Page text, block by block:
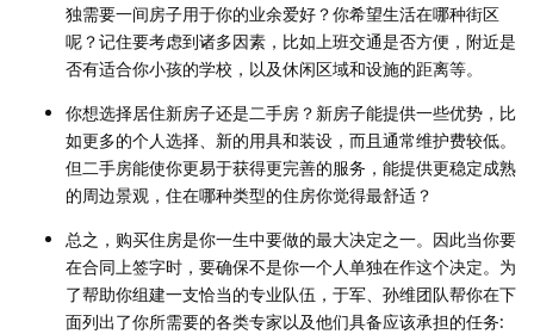
独需要一间房子用于你的业余爱好？你希望生活在哪种街区
呢？记住要考虑到诸多因素，比如上班交通是否方便，附近是
否有适合你小孩的学校，以及休闲区域和设施的距离等。
你想选择居住新房子还是二手房？新房子能提供一些优势，比
如更多的个人选择、新的用具和装设，而且通常维护费较低。
但二手房能使你更易于获得更完善的服务，能提供更稳定成熟
的周边景观，住在哪种类型的住房你觉得最舒适？
总之，购买住房是你一生中要做的最大决定之一。因此当你要
在合同上签字时，要确保不是你一个人单独在作这个决定。为
了帮助你组建一支恰当的专业队伍，于军、孙维团队帮你在下
面列出了你所需要的各类专家以及他们具备应该承担的任务: